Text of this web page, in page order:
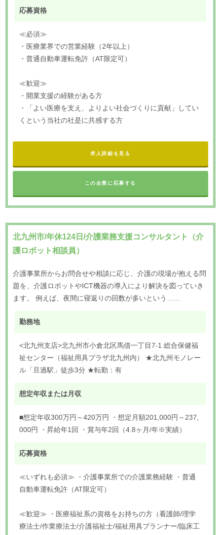
応募資格
≪必須≫
・医療業界での営業経験（2年以上）
・普通自動車運転免許（AT限定可）
≪歓迎≫
・開業支援の経験がある方
・「よい医療を支え、よりよい社会づくりに貢献」してい
くという当社の社是に共感する方
求人詳細を見る
この企業に応募する
北九州市/年休124日/介護業務支援コンサルタント（介
護ロボット相談員）
介護事業所からお問合せや相談に応じ、介護の現場が抱える問
題を、介護ロボットやICT機器の導入により解決を図っていき
ます。 例えば、夜間に寝返りの回数が多いという……
勤務地
<北九州支店>北九州市小倉北区馬借一丁目7-1 総合保健福
祉センター（福祉用具プラザ北九州内） ★北九州モノレー
ル「旦過駅」徒歩3分 ★転勤：有
想定年収または月収
■想定年収300万円～420万円 ・想定月額201,000円～237,
000円 ・昇給年1回 ・賞与年2回（4.8ヶ月/年※実績）
応募資格
≪いずれも必須≫ ・介護事業所での介護業務経験 ・普通
自動車運転免許（AT限定可）
≪歓迎≫ ・医療福祉系の資格をお持ちの方（看護師/理学
療法士/作業療法士/介護福祉士/福祉用具プランナー/臨床工